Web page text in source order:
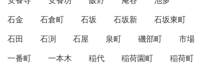
石金
石倉町 石坂 石坂新
石坂東町
石田
石渕 石屋 泉町 磯部町
市場
一番町
一本木 稲代 稲荷園町
稲荷町